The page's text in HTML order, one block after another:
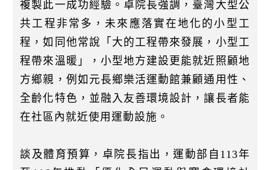
複製此一成功經驗。卓院長強調，臺灣大型公
共工程非常多，未來應落實在地化的小型工
程，如同他常說「大的工程帶來發展，小型工
程帶來溫暖」，小型地方建設更能就近照顧地
方鄉親，例如元長鄉樂活運動館兼顧通用性、
全齡化特色，並融入友善環境設計，讓長者能
在社區內就近使用運動設施。
談及體育預算，卓院長指出，運動部自113年